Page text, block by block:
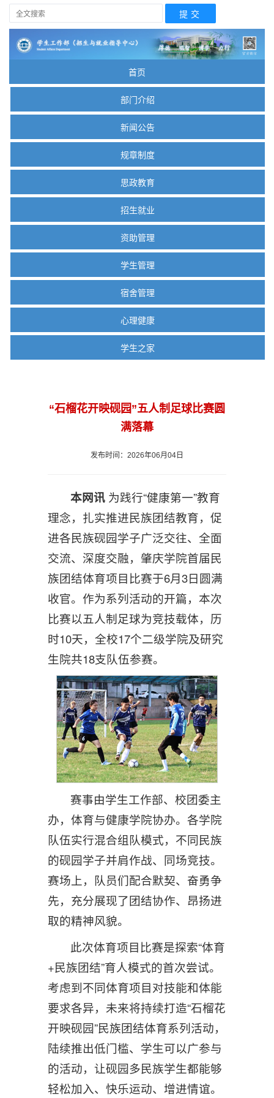
首页
部门介绍
新闻公告
规章制度
思政教育
招生就业
资助管理
学生管理
宿舍管理
心理健康
学生之家
“石榴花开映砚园”五人制足球比赛圆
满落幕
发布时间：2026年06月04日
本网讯 为践行“健康第一”教育
理念，扎实推进民族团结教育，促
进各民族砚园学子广泛交往、全面
交流、深度交融，肇庆学院首届民
族团结体育项目比赛于6月3日圆满
收官。作为系列活动的开篇，本次
比赛以五人制足球为竞技载体，历
时10天，全校17个二级学院及研究
生院共18支队伍参赛。
赛事由学生工作部、校团委主
办，体育与健康学院协办。各学院
队伍实行混合组队模式，不同民族
的砚园学子并肩作战、同场竞技。
赛场上，队员们配合默契、奋勇争
先，充分展现了团结协作、昂扬进
取的精神风貌。
此次体育项目比赛是探索“体育
+民族团结”育人模式的首次尝试。
考虑到不同体育项目对技能和体能
要求各异，未来将持续打造“石榴花
开映砚园”民族团结体育系列活动，
陆续推出低门槛、学生可以广参与
的活动，让砚园多民族学生都能够
轻松加入、快乐运动、增进情谊。